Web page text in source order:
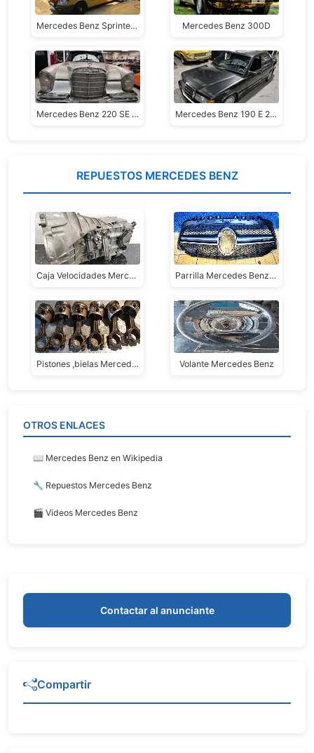
Mercedes Benz Sprinter 313 2012 CDI Motorhome Mercedes Benz 300D
Mercedes Benz 220 SE Coupé Mercedes Benz 190 E 2.3-16 1988
REPUESTOS MERCEDES BENZ
Caja Velocidades Mercedes Benz 5ta Parrilla Mercedes Benz A35 Original
Pistones ,bielas Mercedes Benz 280 Se M110 Volante Mercedes Benz
OTROS ENLACES
📖 Mercedes Benz en Wikipedia
🔧 Repuestos Mercedes Benz
🎬 Videos Mercedes Benz
Contactar al anunciante
Compartir